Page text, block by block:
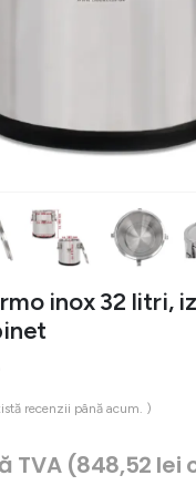
inox 32 litri,
recenzii până acum. )
TVA (848,52 lei